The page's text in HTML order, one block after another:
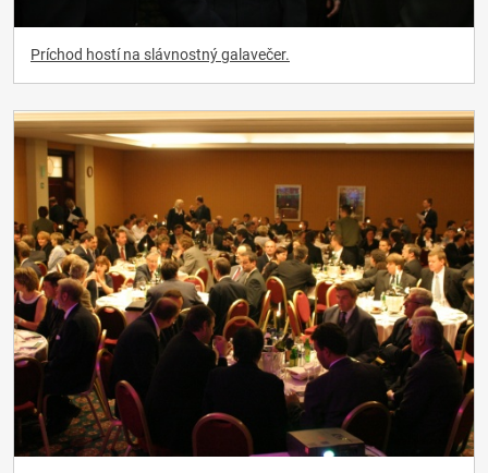
Príchod hostí na slávnostný galavečer.